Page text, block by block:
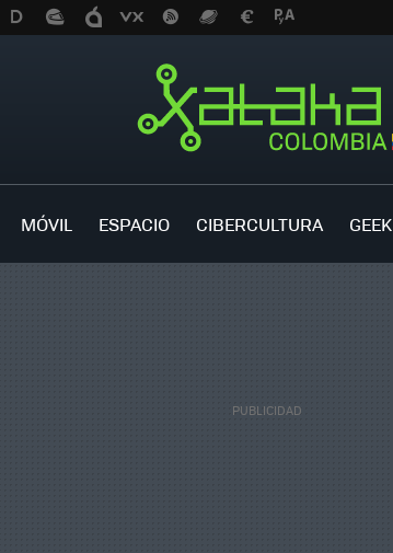
MÓVIL ESPACIO CIBERCULTURA GEEK